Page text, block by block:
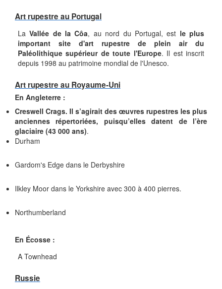
Art rupestre au Portugal
LaVallée de la Côa, au nord du Portugal, est le plus
important site d'art rupestre de plein air du
Paléolithique supérieur de toute l'Europe. Il est inscrit
depuis 1998 au patrimoine mondial de l'Unesco.
Art rupestre au Royaume-Uni
En Angleterre :
Creswell Crags. Il s’agirait des œuvres rupestres les plus
anciennes répertoriées, puisqu’elles datent de l’ère
glaciaire (43 000 ans).
Durham
Gardom's Edge dans le Derbyshire
Ilkley Moor dans le Yorkshire avec 300 à 400 pierres.
Northumberland
En Écosse :
A Townhead
Russie